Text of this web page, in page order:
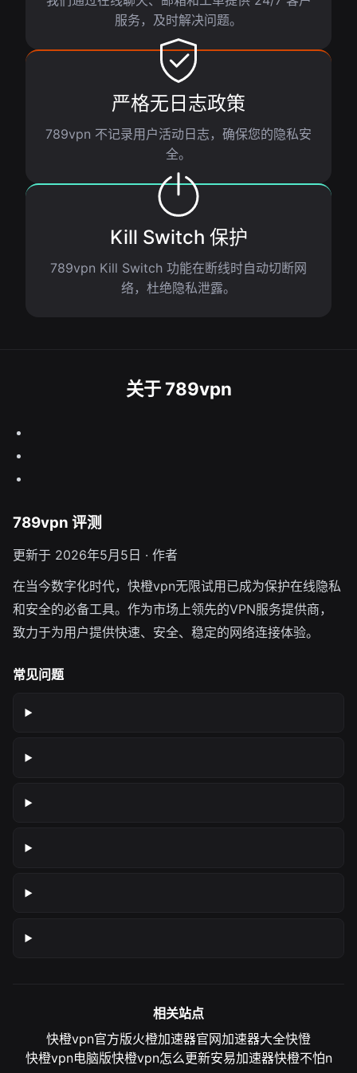
服务，及时解决问题。
严格无日志政策
789vpn 不记录用户活动日志，确保您的隐私安
全。
Kill Switch 保护
789vpn Kill Switch 功能在断线时自动切断网
络，杜绝隐私泄露。
关于 789vpn
789vpn 评测
更新于 2026年5月5日 · 作者
在当今数字化时代，快橙vpn无限试用已成为保护在线隐私
和安全的必备工具。作为市场上领先的VPN服务提供商，
致力于为用户提供快速、安全、稳定的网络连接体验。
常见问题
相关站点
快橙vpn官方版火橙加速器官网加速器大全快憕
快橙vpn电脑版快橙vpn怎么更新安易加速器快橙不怕n